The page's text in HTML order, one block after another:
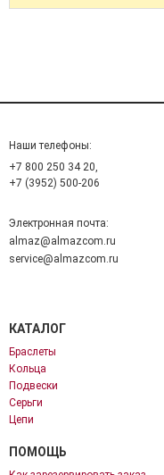
Наши телефоны:
+7 800 250 34 20,
+7 (3952) 500-206
Электронная почта:
almaz@almazcom.ru
service@almazcom.ru
КАТАЛОГ
Браслеты
Кольца
Подвески
Серьги
Цепи
ПОМОЩЬ